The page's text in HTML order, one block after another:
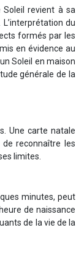
revient à sa
du
formés par les
en évidence au
Soleil en maison
générale de la
Une carte natale
reconnaître les
limites.
minutes, peut
de naissance
de la vie de la